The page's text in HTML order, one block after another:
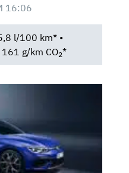
16:06
l/100 km* •
g/km CO2*